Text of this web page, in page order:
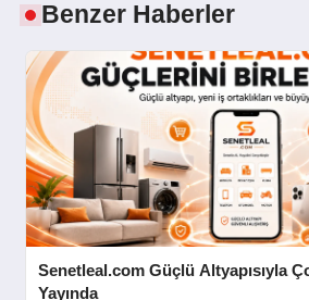
Benzer Haberler
Senetleal.com Güçlü Altyapısıyla
Yayında